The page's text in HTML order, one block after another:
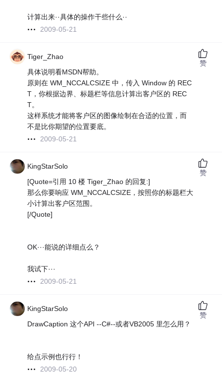
计算出来··具体的操作干些什么··
2009-05-21
Tiger_Zhao
具体说明看MSDN帮助。
原则在 WM_NCCALCSIZE 中，传入 Window 的 REC
T，你根据边界、标题栏等信息计算出客户区的 REC
T。
这样系统才能将客户区的图像绘制在合适的位置，而
不是比你期望的位置要底。
2009-05-21
赞
KingStarSolo
[Quote=引用 10 楼 Tiger_Zhao 的回复:]
那么你要响应 WM_NCCALCSIZE，按照你的标题栏大
小计算出客户区范围。
[/Quote]
OK···能说的详细点么？
我试下···
2009-05-21
赞
KingStarSolo
DrawCaption 这个API --C#--或者VB2005 里怎么用？
给点示例也行行！
2009-05-20
赞